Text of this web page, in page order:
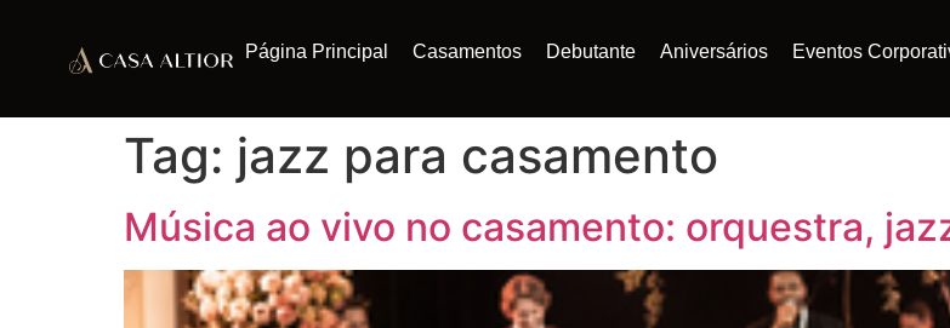
Página Principal Casamentos Debutante Aniversários Eventos
Tag: jazz para casamento
Música ao vivo no casamento: orquestra,